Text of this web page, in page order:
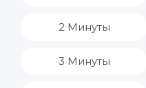
2 Минуты
3 Минуты